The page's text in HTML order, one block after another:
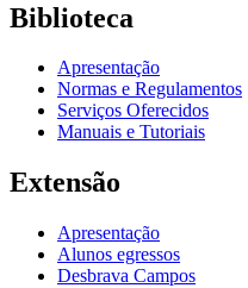
Biblioteca
Apresentação
Normas e Regulamentos
Serviços Oferecidos
Manuais e Tutoriais
Extensão
Apresentação
Alunos egressos
Desbrava Campos